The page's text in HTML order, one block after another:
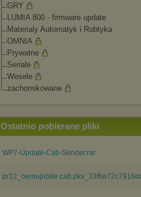
GRY
LUMIA 800 - firmware update
Materialy Automatyk i Robtyka
OMNIA
Prywatne
Seriale
Wesele
zachomikowane
Ostatnio pobierane pliki
WP7-Update-Cab-Sender.rar